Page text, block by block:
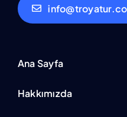
Ana Sayfa
Hakkımızda